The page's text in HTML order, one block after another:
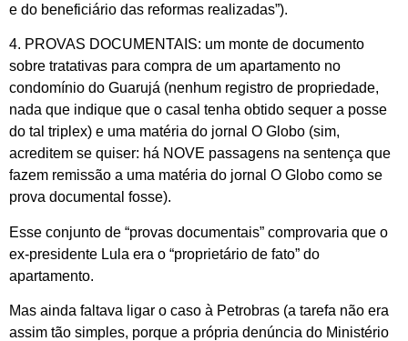
e do beneficiário das reformas realizadas”).
4. PROVAS DOCUMENTAIS: um monte de documento
sobre tratativas para compra de um apartamento no
condomínio do Guarujá (nenhum registro de propriedade,
nada que indique que o casal tenha obtido sequer a posse
do tal triplex) e uma matéria do jornal O Globo (sim,
acreditem se quiser: há NOVE passagens na sentença que
fazem remissão a uma matéria do jornal O Globo como se
prova documental fosse).
Esse conjunto de “provas documentais” comprovaria que o
ex-presidente Lula era o “proprietário de fato” do
apartamento.
Mas ainda faltava ligar o caso à Petrobras (a tarefa não era
assim tão simples, porque a própria denúncia do Ministério